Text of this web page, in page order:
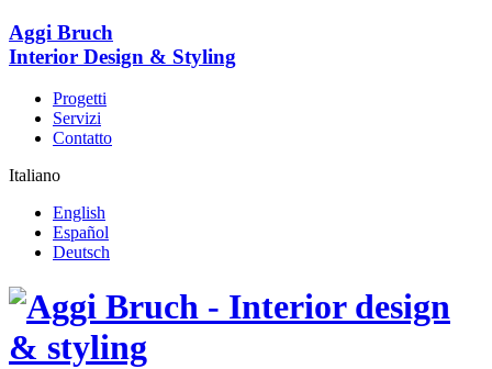
Aggi Bruch
Interior Design & Styling
Progetti
Servizi
Contatto
Italiano
English
Español
Deutsch